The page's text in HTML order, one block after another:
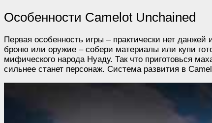
Особенности Camelot Unchained
Первая особенность игры – практически нет
броню или оружие – собери материалы или купи
мифического народа Нуаду. Так что приготовься
сильнее станет персонаж. Система развития в